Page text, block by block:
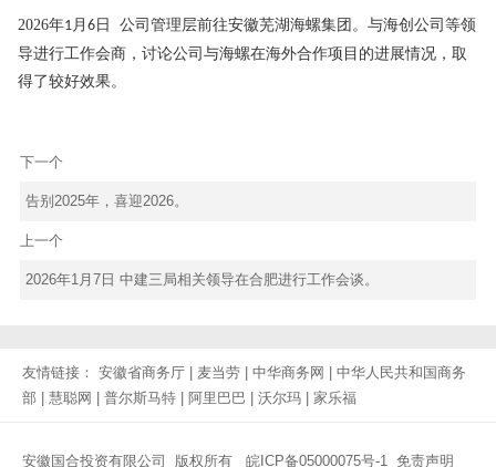
2026年1 月 6日 公司管理层前往安徽芜湖海螺集团 。 与海创公司等领
导进行工作会商 ，讨论公司与海螺在海外合作项目 的进展情况 ， 取
得了较好效果。
下一个
告别2025年，喜迎2026。
上一个
2026年1月7日 中建三局相关领导在合肥进行工作会谈。
友情链接： 安徽省商务厅 麦当劳 中华商务网
中华人民共和国商务
部
慧聪网 普尔斯马特 阿里巴巴 沃尔玛 家乐福
安徽国合投资有限公司 版权所有 皖ICP备05000075号-1 免责声明